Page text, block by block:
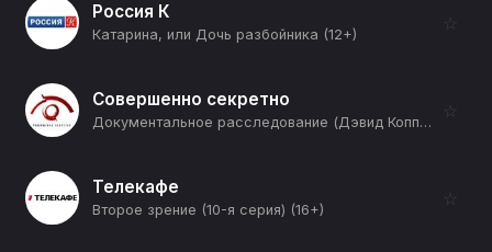
Россия К
Катарина, или Дочь разбойника (12+)
☆
Совершенно секретно
Документальное расследование (Дэвид Копперфильд) (12+)
☆
Телекафе
Второе зрение (10-я серия) (16+)
☆